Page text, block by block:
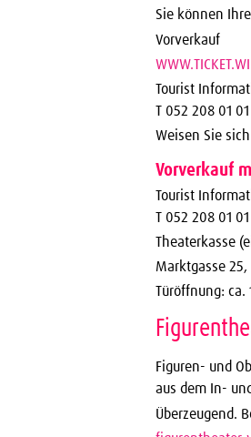
Sie können
Vorverkauf
Tourist
T 052 208 01
Weisen Sie
Vorverkauf
Tourist
T 052 208 01
Theaterkasse
Marktgasse 25,
Türöffnung: ca.
Figuren- und
aus dem In-
Überzeugend.